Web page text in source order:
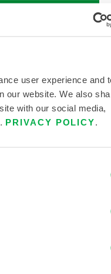
user experience and
our website. We also
with our social media,
PRIVACY POLICY.
: CHINE, ASIE.
votre région. Vous
haut de la page.